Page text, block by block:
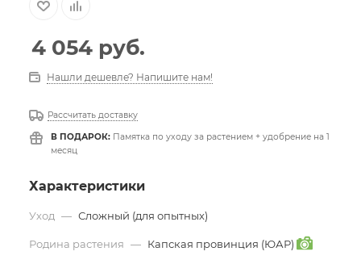
4 054 руб.
Нашли дешевле? Напишите нам!
Рассчитать доставку
В ПОДАРОК: Памятка по уходу за растением + удобрение на 1
месяц
Характеристики
Уход — Сложный (для опытных)
Родина растения — Капская провинция (ЮАР)